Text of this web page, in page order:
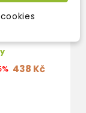
5
438 Kč